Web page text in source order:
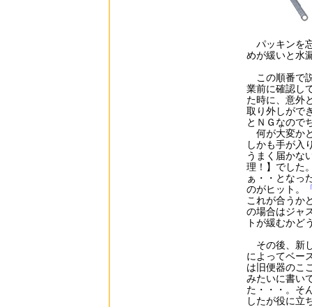
パッキンを
めが緩いと水
この順番で
業前に確認し
た時に、意外
取り外しがで
とＮＧなので
何が大変か
しかも手が入
うまく届かな
理！】でした
ぁ・・となっ
のがヒット。
これが合うか
の場合はジャ
トが緩むかど
その後、新
によってベー
は旧便器のこ
みたいに書い
た・・・。そ
したが役に立